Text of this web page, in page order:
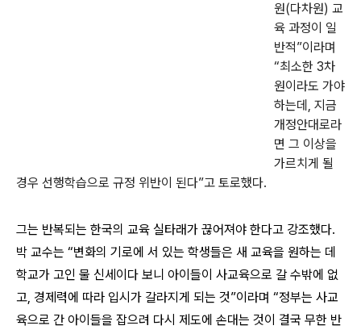
원(다차원) 교
육 과정이 일
반적”이라며
“최소한 3차
원이라도 가야
하는데, 지금
개정안대로라
면 그 이상을
가르치게 될
경우 선행학습으로 규정 위반이 된다”고 토로했다.
그는 반복되는 한국의 교육 실타래가 끊어져야 한다고 강조했다.
박 교수는 “변화의 기로에 서 있는 학생들은 새 교육을 원하는 데
학교가 고인 물 신세이다 보니 아이들이 사교육으로 갈 수밖에 없
고, 경제력에 따라 입시가 갈라지게 되는 것”이라며 “정부는 사교
육으로 간 아이들을 잡으려 다시 제도에 손대는 것이 결국 무한 반